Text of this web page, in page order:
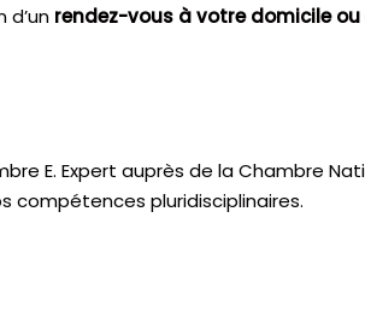
d’un rendez-vous à votre domicile
E. Expert auprès de laChambre
compétences pluridisciplinaires.